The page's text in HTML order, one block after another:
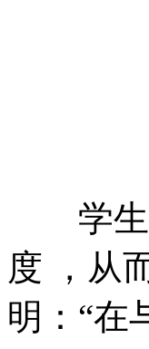
学生展
度 ，
明：“在